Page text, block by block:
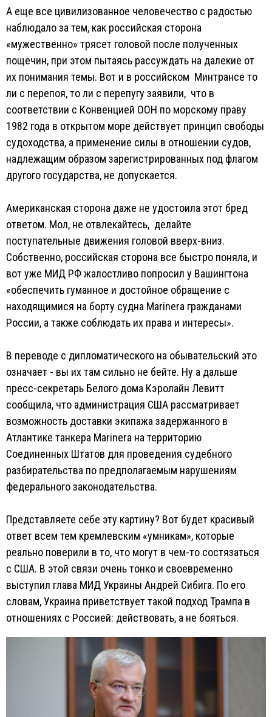
А еще все цивилизованное человечество с радостью
наблюдало за тем, как российская сторона
«мужественно» трясет головой после полученных
пощечин, при этом пытаясь рассуждать на далекие от
их понимания темы. Вот и в российском Минтрансе то
ли с перепоя, то ли с перепугу заявили, что в
соответствии с Конвенцией ООН по морскому праву
1982 года в открытом море действует принцип свободы
судоходства, а применение силы в отношении судов,
надлежащим образом зарегистрированных под флагом
другого государства, не допускается.
Американская сторона даже не удостоила этот бред
ответом. Мол, не отвлекайтесь, делайте
поступательные движения головой вверх-вниз.
Собственно, российская сторона все быстро поняла, и
вот уже МИД РФ жалостливо попросил у Вашингтона
«обеспечить гуманное и достойное обращение с
находящимися на борту судна Marinera гражданами
России, а также соблюдать их права и интересы».
В переводе с дипломатического на обывательский это
означает - вы их там сильно не бейте. Ну а дальше
пресс-секретарь Белого дома Кэролайн Левитт
сообщила, что администрация США рассматривает
возможность доставки экипажа задержанного в
Атлантике танкера Marinera на территорию
Соединенных Штатов для проведения судебного
разбирательства по предполагаемым нарушениям
федерального законодательства.
Представляете себе эту картину? Вот будет красивый
ответ всем тем кремлевским «умникам», которые
реально поверили в то, что могут в чем-то состязаться
с США. В этой связи очень тонко и своевременно
выступил глава МИД Украины Андрей Сибига. По его
словам, Украина приветствует такой подход Трампа в
отношениях с Россией: действовать, а не бояться.